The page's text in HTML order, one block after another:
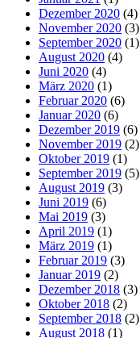
Dezember 2020 (4)
November 2020 (3)
September 2020 (1)
August 2020 (4)
Juni 2020 (4)
März 2020 (1)
Februar 2020 (6)
Januar 2020 (6)
Dezember 2019 (6)
November 2019 (2)
Oktober 2019 (1)
September 2019 (5)
August 2019 (3)
Juni 2019 (6)
Mai 2019 (3)
April 2019 (1)
März 2019 (1)
Februar 2019 (3)
Januar 2019 (2)
Dezember 2018 (3)
Oktober 2018 (2)
September 2018 (2)
August 2018 (1)